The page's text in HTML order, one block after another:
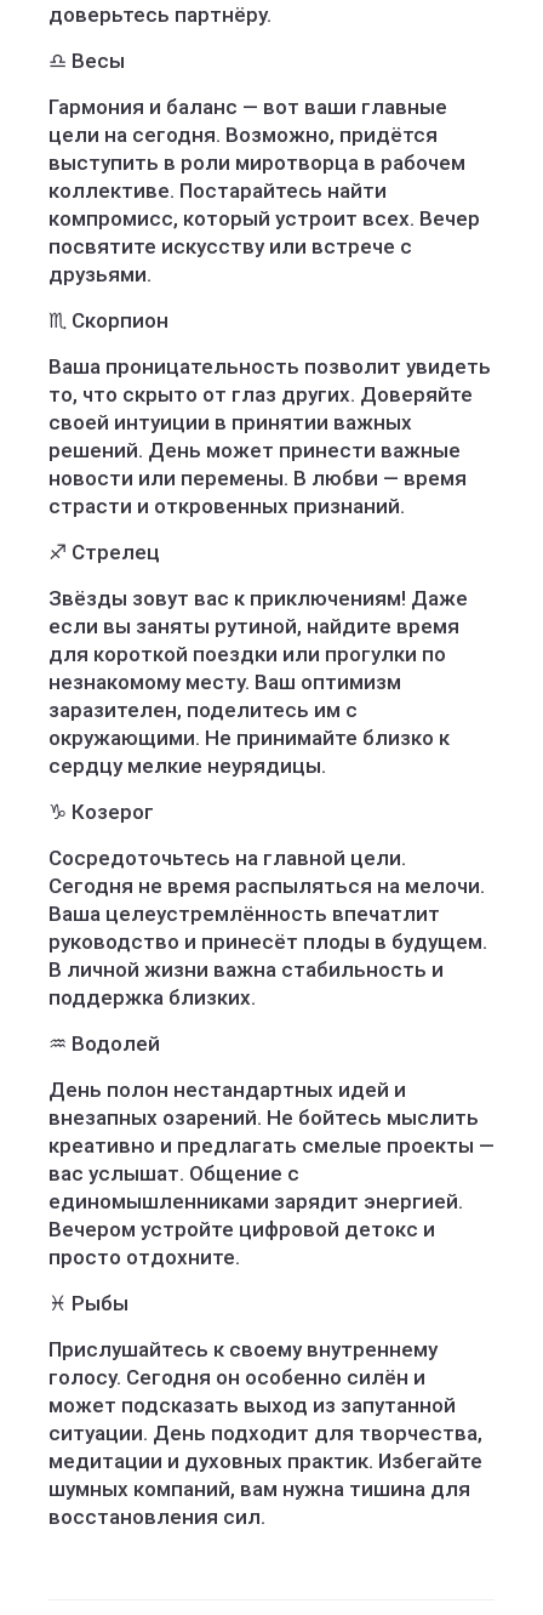
доверьтесь партнёру.
♎ Весы
Гармония и баланс — вот ваши главные
цели на сегодня. Возможно, придётся
выступить в роли миротворца в рабочем
коллективе. Постарайтесь найти
компромисс, который устроит всех. Вечер
посвятите искусству или встрече с
друзьями.
♏ Скорпион
Ваша проницательность позволит увидеть
то, что скрыто от глаз других. Доверяйте
своей интуиции в принятии важных
решений. День может принести важные
новости или перемены. В любви — время
страсти и откровенных признаний.
♐ Стрелец
Звёзды зовут вас к приключениям! Даже
если вы заняты рутиной, найдите время
для короткой поездки или прогулки по
незнакомому месту. Ваш оптимизм
заразителен, поделитесь им с
окружающими. Не принимайте близко к
сердцу мелкие неурядицы.
♑ Козерог
Сосредоточьтесь на главной цели.
Сегодня не время распыляться на мелочи.
Ваша целеустремлённость впечатлит
руководство и принесёт плоды в будущем.
В личной жизни важна стабильность и
поддержка близких.
♒ Водолей
День полон нестандартных идей и
внезапных озарений. Не бойтесь мыслить
креативно и предлагать смелые проекты —
вас услышат. Общение с
единомышленниками зарядит энергией.
Вечером устройте цифровой детокс и
просто отдохните.
♓ Рыбы
Прислушайтесь к своему внутреннему
голосу. Сегодня он особенно силён и
может подсказать выход из запутанной
ситуации. День подходит для творчества,
медитации и духовных практик. Избегайте
шумных компаний, вам нужна тишина для
восстановления сил.